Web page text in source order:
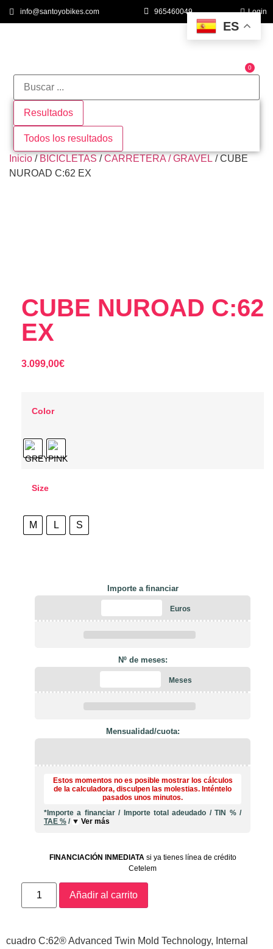
info@santoyobikes.com 965460049 Login
0
Resultados
Todos los resultados
Inicio / BICICLETAS /CARRETERA / GRAVEL / CUBE
NUROAD C:62 EX
CUBE NUROAD C:62
EX
3.099,00€
Color
Size
M L S
Importe a financiar
Euros
Nº de meses:
Meses
Mensualidad/cuota:
Estos momentos no es posible mostrar los cálculos
de la calculadora, disculpen las molestias. Inténtelo
pasados unos minutos.
*Importe a financiar/ Importe total adeudado /TIN %/
TAE %/ Ver más
FINANCIACIÓN INMEDIATAsi ya tienes línea de crédito
Cetelem
Añadir al carrito
cuadro C:62® Advanced Twin Mold Technology, Internal
ES